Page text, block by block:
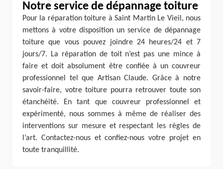
Notre service de dépannage toiture
Pour la réparation toiture à Saint Martin Le Vieil, nous
mettons à votre disposition un service de dépannage
toiture que vous pouvez joindre 24 heures/24 et 7
jours/7. La réparation de toit n’est pas une mince à
faire et doit absolument être confiée à un couvreur
professionnel tel que Artisan Claude. Grâce à notre
savoir-faire, votre toiture pourra retrouver toute son
étanchéité. En tant que couvreur professionnel et
expérimenté, nous sommes à même de réaliser des
interventions sur mesure et respectant les règles de
l’art. Contactez-nous et confiez-nous votre projet en
toute tranquillité.